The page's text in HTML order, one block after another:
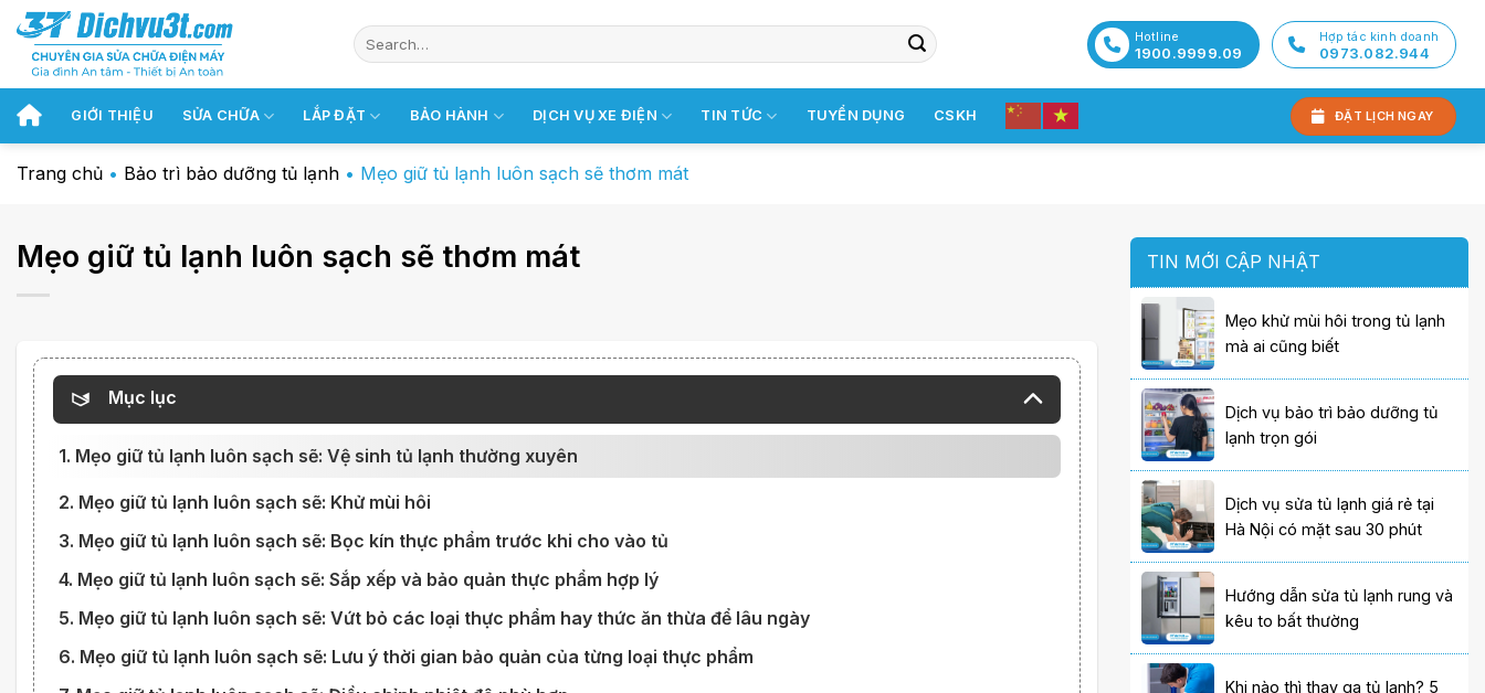
Chuyển
đến
dung
Hotline
1900.9999.09
Hợp tác kinh doanh
0973.082.944
GIỚI THIỆU SỬA CHỮA LẮP ĐẶT BẢO HÀNH DỊCH VỤ XE ĐIỆN TIN TỨC TUYỂN DỤNG CSKH ĐẶT LỊCH NGAY
Trang chủ • Bảo trì bảo dưỡng tủ lạnh • Mẹo giữ tủ lạnh luôn sạch sẽ thơm mát
Mẹo giữ tủ lạnh luôn sạch sẽ thơm mát
Mục lục
1. Mẹo giữ tủ lạnh luôn sạch sẽ: Vệ sinh tủ lạnh thường xuyên
2. Mẹo giữ tủ lạnh luôn sạch sẽ: Khử mùi hôi
3. Mẹo giữ tủ lạnh luôn sạch sẽ: Bọc kín thực phẩm trước khi cho vào tủ
4. Mẹo giữ tủ lạnh luôn sạch sẽ: Sắp xếp và bảo quản thực phẩm hợp lý
5. Mẹo giữ tủ lạnh luôn sạch sẽ: Vứt bỏ các loại thực phẩm hay thức ăn thừa để lâu ngày
6. Mẹo giữ tủ lạnh luôn sạch sẽ: Lưu ý thời gian bảo quản của từng loại thực phẩm
TIN MỚI CẬP NHẬT
Mẹo khử mùi hôi trong tủ lạnh
mà ai cũng biết
Dịch vụ bảo trì bảo dưỡng tủ
lạnh trọn gói
Dịch vụ sửa tủ lạnh giá rẻ tại
Hà Nội có mặt sau 30 phút
Hướng dẫn sửa tủ lạnh rung và
kêu to bất thường
Khi nào thì thay ga tủ lạnh? 5